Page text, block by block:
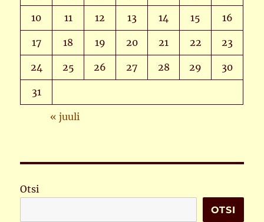
10 11 12 13 14 15 16
17 18 19 20 21 22 23
24 25 26 27 28 29 30
31
« juuli
Otsi
OTSI